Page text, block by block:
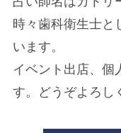
時々歯科衛生士と
います。
イベント出店、個
す。どうぞよろし